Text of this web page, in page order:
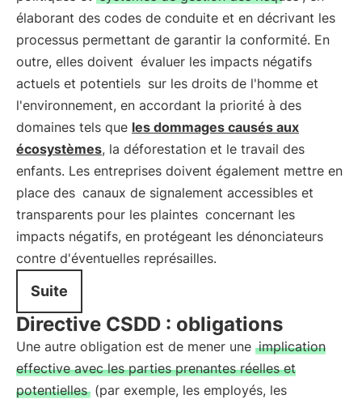
élaborant des codes de conduite et en décrivant les
processus permettant de garantir la conformité. En
outre, elles doivent évaluer les impacts négatifs
actuels et potentiels sur les droits de l'homme et
l'environnement, en accordant la priorité à des
domaines tels que les dommages causés aux
écosystèmes, la déforestation et le travail des
enfants. Les entreprises doivent également mettre en
place des canaux de signalement accessibles et
transparents pour les plaintes concernant les
impacts négatifs, en protégeant les dénonciateurs
contre d'éventuelles représailles.
Suite
Directive CSDD : obligations
Une autre obligation est de mener une implication
effective avec les parties prenantes réelles et
potentielles (par exemple, les employés, les